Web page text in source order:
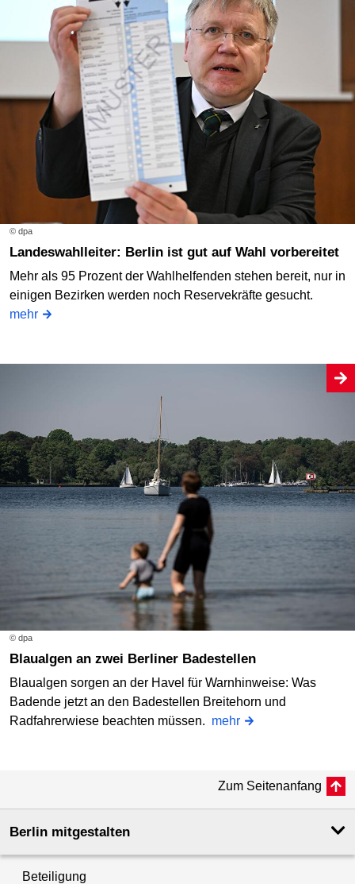
© dpa
Landeswahlleiter: Berlin ist gut auf Wahl vorbereitet
Mehr als 95 Prozent der Wahlhelfenden stehen bereit, nur in
einigen Bezirken werden noch Reservekräfte gesucht.
mehr
© dpa
Blaualgen an zwei Berliner Badestellen
Blaualgen sorgen an der Havel für Warnhinweise: Was
Badende jetzt an den Badestellen Breitehorn und
Radfahrerwiese beachten müssen. mehr
Zum Seitenanfang
Berlin mitgestalten
Beteiligung